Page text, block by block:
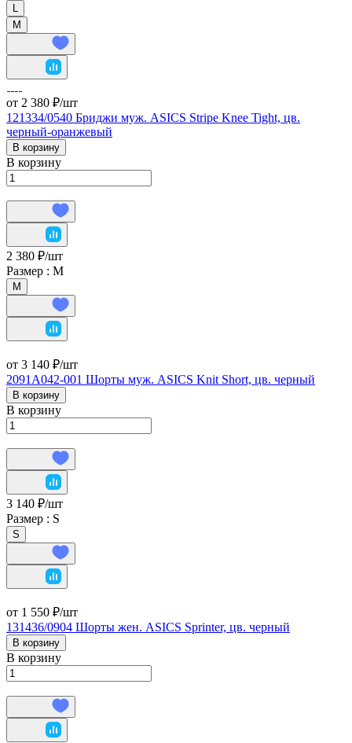
М
от 2 380 ₽/шт
121334/0540 Бриджи муж. ASICS Stripe Knee Tight, цв.
черный-оранжевый
В корзину
В корзину
2 380 ₽/шт
Размер : М
М
от 3 140 ₽/шт
2091A042-001 Шорты муж. ASICS Knit Short, цв. черный
В корзину
В корзину
3 140 ₽/шт
Размер : S
S
от 1 550 ₽/шт
131436/0904 Шорты жен. ASICS Sprinter, цв. черный
В корзину
В корзину